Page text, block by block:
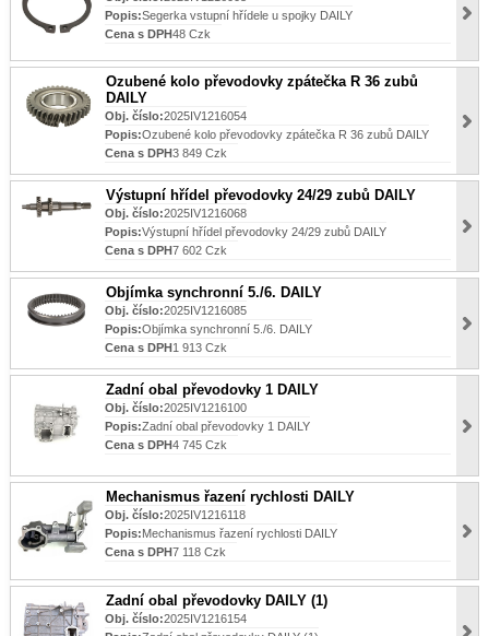
Popis:Segerka vstupní hřídele u spojky DAILY
Cena s DPH48 Czk
Ozubené kolo převodovky zpátečka R 36 zubů
DAILY
Obj. číslo:2025IV1216054
Popis:Ozubené kolo převodovky zpátečka R 36 zubů DAILY
Cena s DPH3 849 Czk
Výstupní hřídel převodovky 24/29 zubů DAILY
Obj. číslo:2025IV1216068
Popis:Výstupní hřídel převodovky 24/29 zubů DAILY
Cena s DPH7 602 Czk
Objímka synchronní 5./6. DAILY
Obj. číslo:2025IV1216085
Popis:Objímka synchronní 5./6. DAILY
Cena s DPH1 913 Czk
Zadní obal převodovky 1 DAILY
Obj. číslo:2025IV1216100
Popis:Zadní obal převodovky 1 DAILY
Cena s DPH4 745 Czk
Mechanismus řazení rychlosti DAILY
Obj. číslo:2025IV1216118
Popis:Mechanismus řazení rychlosti DAILY
Cena s DPH7 118 Czk
Zadní obal převodovky DAILY (1)
Obj. číslo:2025IV1216154